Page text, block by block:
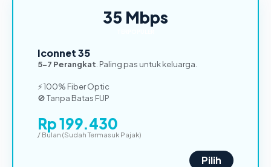
35 Mbps
Iconnet 35
5-7 Perangkat . Paling pas untuk keluarga.
⚡ 100% Fiber Optic
🚫 Tanpa Batas FUP
Rp 199.430
/ Bulan (Sudah Termasuk Pajak)
Pilih